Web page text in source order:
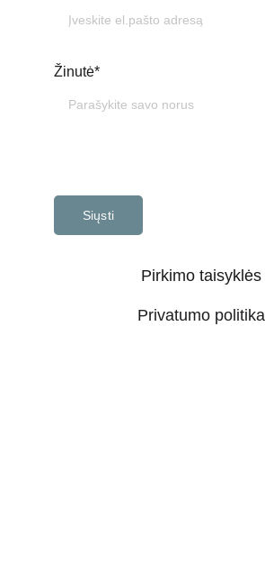
Žinutė*
Siųsti
Privatumo politika
Pirkimo taisyklės